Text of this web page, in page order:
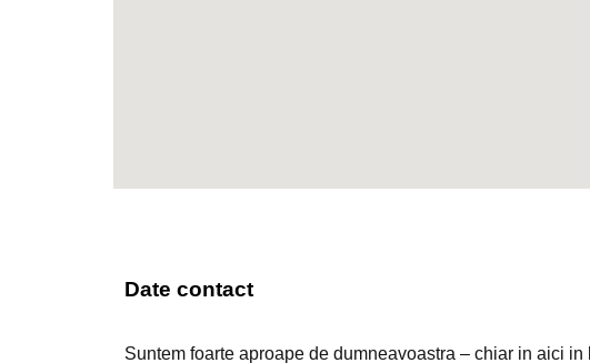
Date contact
Suntem foarte aproape de dumneavoastra – chiar in aici in